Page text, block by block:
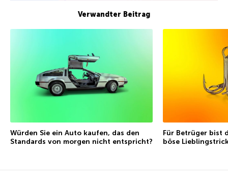
Verwandter Beitrag
Würden Sie ein Auto kaufen, das den
Standards von morgen nicht entspricht?
Für Betrüger bist
böse